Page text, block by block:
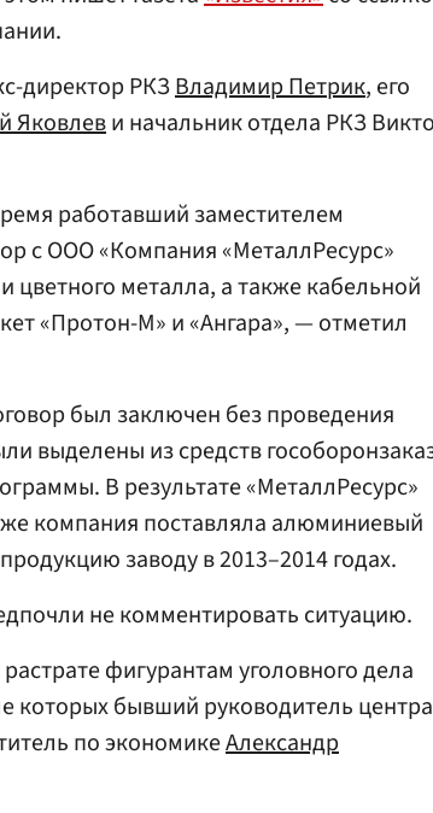
директор РКЗВладимир Петрик, его
Яковлеви начальник отдела РКЗ
работавший заместителем
с ООО «Компания «МеталлРесурс»
цветного металла, а также кабельной
«Протон-М» и «Ангара», — отметил
был заключен без проведения
выделены из средств
В результате «МеталлРесурс»
компания поставляла алюминиевый
заводу в 2013–2014 годах.
не комментировать ситуацию.
фигурантам уголовного дела
которых бывший руководитель центра
по экономикеАлександр